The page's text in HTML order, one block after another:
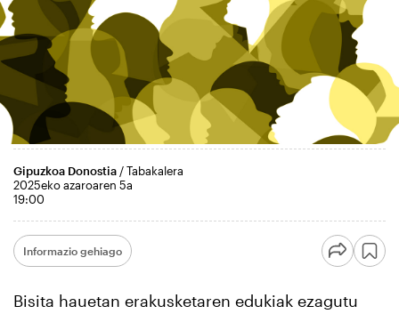
Gipuzkoa Donostia / Tabakalera
2025eko azaroaren 5a
19:00
Informazio gehiago
Bisita hauetan erakusketaren edukiak ezagutu